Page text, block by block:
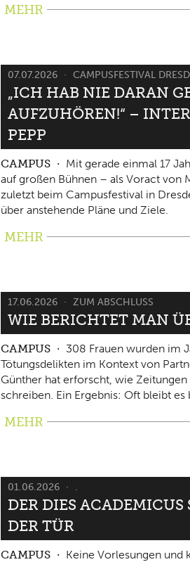
MEHR
07.07.2026 CAMPUSFESTIVAL
„ICH HAB NIE DARAN
AUFZUHÖREN!“ –
PEPP
CAMPUS
Mit gerade einmal 17
auf großen Bühnen – als Voract von
zuletzt beim Campusfestival in
über anstehende Pläne und Ziele.
MEHR
17.06.2026 ZUM ABSCHLUSS
WIE BERICHTET MAN
CAMPUS
308 Frauen wurden im
Tötungsdelikten im Kontext von
Günther hat erforscht, wie
schreiben. Ein Ergebnis: Oft bleibt es
MEHR
01.06.2026 .
DER DIES ACADEMICUS
DER TÜR
CAMPUS
Keine Vorlesungen und